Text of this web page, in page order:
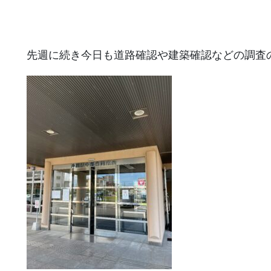
先週に続き今日も道路確認や建築確認などの調査